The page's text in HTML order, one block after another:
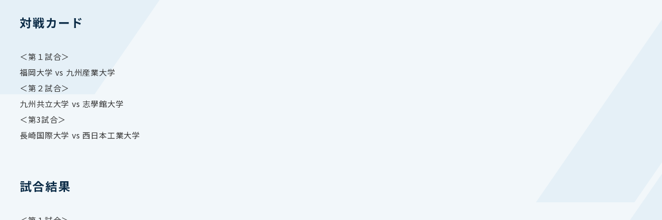
対戦カード
＜第１試合＞
福岡大学 vs 九州産業大学
＜第２試合＞
九州共立大学 vs 志學館大学
＜第3試合＞
長崎国際大学 vs 西日本工業大学
試合結果